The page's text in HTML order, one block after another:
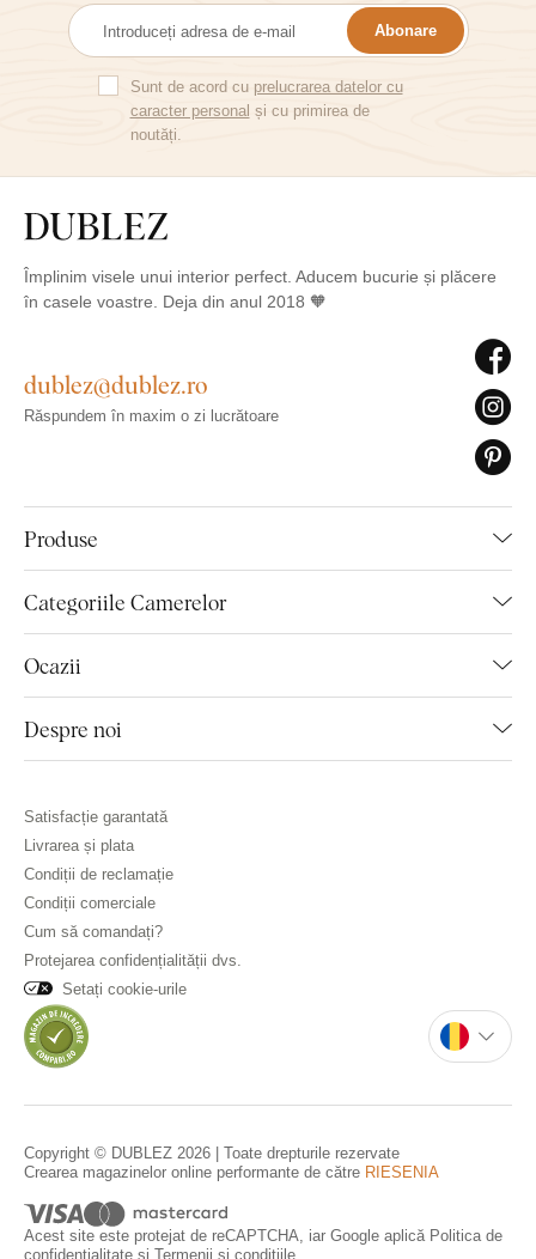
Abonare
Sunt de acord cu prelucrarea datelor cu
caracter personal și cu primirea de
noutăți.
Împlinim visele unui interior perfect. Aducem bucurie și plăcere
în casele voastre. Deja din anul 2018 🧡
Produse
Categoriile Camerelor
Ocazii
Despre noi
dublez@dublez.ro
Răspundem în maxim o zi lucrătoare
Satisfacție garantată
Livrarea și plata
Condiții de reclamație
Condiții comerciale
Cum să comandați?
Protejarea confidențialității dvs.
Setați cookie-urile
Copyright © DUBLEZ 2026 | Toate drepturile rezervate
Crearea magazinelor online performante de către RIESENIA
Acest site este protejat de reCAPTCHA, iar Google aplică Politica de
confidențialitate și Termenii și condițiile